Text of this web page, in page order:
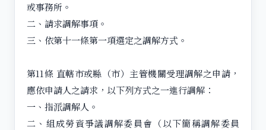
或事務所。
二、請求調解事項。
三、依第十一條第一項選定之調解方式。
第11條 直轄市或縣（市）主管機關受理調解之申請，
應依申請人之請求，以下列方式之一進行調解：
一、指派調解人。
二、組成勞資爭議調解委員會（以下簡稱調解委員